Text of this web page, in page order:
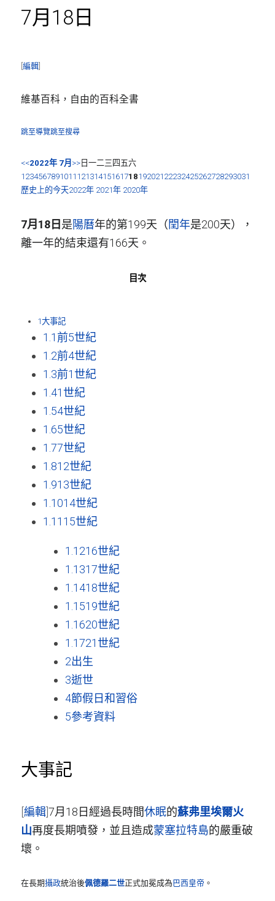
7月18日
編輯
維基百科，自由的百科全書
跳至導覽跳至搜尋
<<2022年 7月 >> 日一二三四五六
1 234567891011 12131415161718192021 22232425262728293031
歷史上的今天2022年 2021年 2020年
7月18日 是陽曆年的第199天（閏年是200天），
離一年的結束還有166天。
目次
1大事記
1.1 前5世紀
1.2前4世紀
1.3前1世紀
1.41世紀
1.54世紀
1.65世紀
1.77世紀
1.812世紀
1.913世紀
1.1014世紀
1.11 15世紀
1.1216世紀
1.1317世紀
1.1418世紀
1.1519世紀
1.1620世紀
1.1721世紀
2出生
3逝世
4節假日和習俗
5參考資料
大事記
編輯7月18日經過長時間休眠的蘇弗里埃爾火
山再度長期噴發，並且造成蒙塞拉特島的嚴重破
壞。
在長期攝政統治後佩德羅二世正式加冕成為 巴西皇帝 。